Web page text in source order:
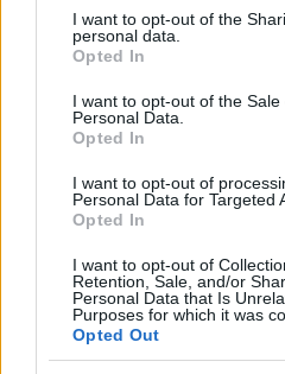
not limited to your visit or usage
grant or deny consent to
use your data for below
consent section.
I want to opt-out of the
personal data.
Opted In
I want to opt-out of the Sale
Personal Data.
Opted In
I want to opt-out of
Personal Data for Targeted
Opted In
I want to opt-out of
Retention, Sale, and/or
Personal Data that Is
Purposes for which it was
Opted Out
Cómo proteger tu
urbano-forestal
Vivir en la interfaz urbano-
MEDIO AMBIENTE